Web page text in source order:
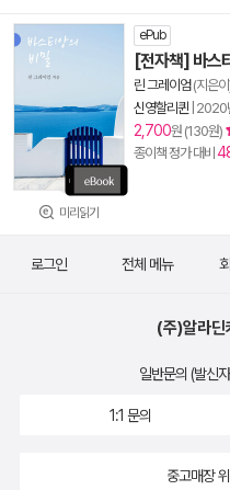
미리읽기
ePub
[전자책] 바스
린 그레이엄 (지은이
신영할리퀸 2020
2,700원 (130원)
종이책 정가 대비
로그인 전체 메뉴
(주)알라딘
일반문의 (발신
1:1 문의
중고매장